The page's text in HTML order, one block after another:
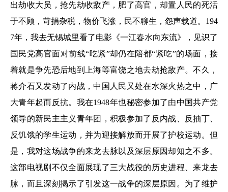
出劫收大员，抢先劫收敌产，肥了高官，却置人民的死活
于不顾，苛捐杂税，物价飞涨，民不聊生，怨声载道。194
7年，我去无锡城里看了电影《一江春水向东流》，见识了
国民党高官面对前线“吃紧”却仍在陪都“紧吃”的场面，接
着就是争先恐后地到上海等富饶之地去劫抢敌产。不久，
蒋介石又发动了内战，中国人民又处在水深火热之中，广
大青年起而反抗。我在1948年也秘密参加了由中国共产党
领导的新民主主义青年团，积极参加了反内战、反抽丁、
反饥饿的学生运动，并为迎接解放而开展了护校运动。但
是，我对这场战争的来龙去脉以及深层原因却知之不多。
这部电视剧不仅全面展现了三大战役的历史进程、来龙去
脉，而且深刻揭示了引发这一战争的深层原因。为了维护